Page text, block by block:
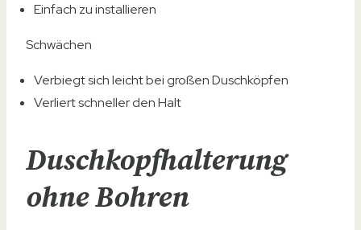
Einfach zu installieren
Schwächen
Verbiegt sich leicht bei großen Duschköpfen
Verliert schneller den Halt
Duschkopfhalterung
ohne Bohren